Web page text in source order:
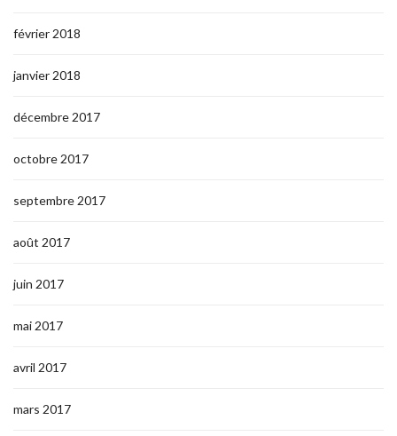
février 2018
janvier 2018
décembre 2017
octobre 2017
septembre 2017
août 2017
juin 2017
mai 2017
avril 2017
mars 2017